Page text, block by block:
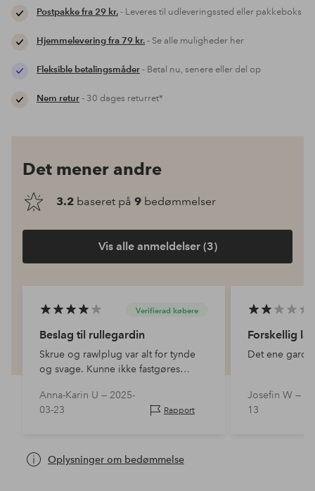
Postpakke fra 29 kr.- Leveres til udleveringssted eller pakkeboks
Hjemmelevering fra 79 kr.- Se alle muligheder her
Fleksible betalingsmåder- Betal nu, senere eller del op
Nem retur- 30 dages returret*
Det mener andre
3.2 baseret på 9 bedømmelser
Vis alle anmeldelser (3)
Verifierad købere
Beslag til rullegardin
Skrue og rawlplug var alt for tynde
og svage. Kunne ikke fastgøres
Anna-Karin U — 2025-
03-23
Rapport
Forskellig
Det ene
Josefin W —
13
Oplysninger om bedømmelse